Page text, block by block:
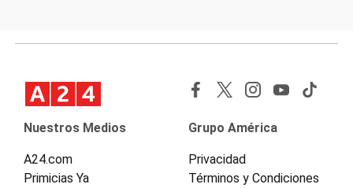
Nuestros Medios
A24.com
Primicias Ya
Grupo América
Privacidad
Términos y Condiciones